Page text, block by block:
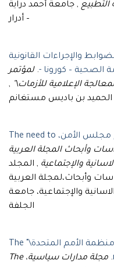
, جامعة أحمد دراية
– أدرار
والإجراءات القانونية
الصحية – كورونا -. لمؤتمر
الإعلامية للأزمات\"
,
بن باديس مستغانم
ضرورة إصلاح مجلس الأمن، The need to
وأبحاث المجلة العربية
والإجتماعية , المجلد
127, مجلة دراسات وأبحاث،لمجلة العربية
والإجتماعية، جامعة
الجلفة
ضرورة إصلاح منظمة الأمم المتحدة\" The
.
مجلة مدارات سياسية، The